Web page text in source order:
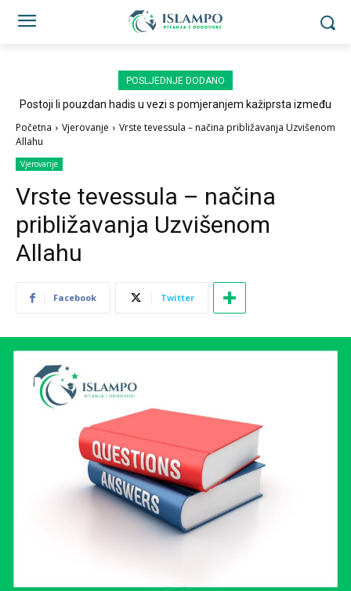
POSLJEDNJE DODANO
Postoji li pouzdan hadis u vezi s pomjeranjem kažiprsta između
Početna Vjerovanje
Vrste tevessula – načina približavanja Uzvišenom
Allahu
Vjerovanje
Vrste tevessula – načina
približavanja Uzvišenom
Allahu
Facebook Twitter